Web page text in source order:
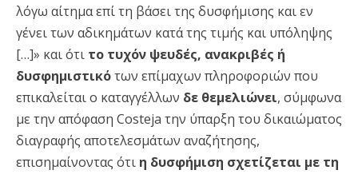
λόγω αίτημα επί τη βάσει της δυσφήμισης και εν
γένει των αδικημάτων κατά της τιμής και υπόληψης
[…]» και ότι το τυχόν ψευδές, ανακριβές ή
δυσφημιστικότων επίμαχων πληροφοριών που
επικαλείται ο καταγγέλλων δε θεμελιώνει, σύμφωνα
με την απόφαση Costeja την ύπαρξη του δικαιώματος
διαγραφής αποτελεσμάτων αναζήτησης,
επισημαίνοντας ότι η δυσφήμιση σχετίζεται με τη